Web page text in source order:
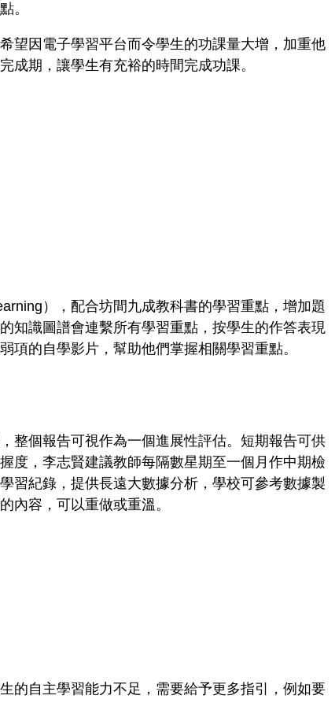
。
望因電子學習平台而令學生的功課量大增，加重他
期，讓學生有充裕的時間完成功課。
），配合坊間九成教科書的學習重點，增加題
知識圖譜會連繫所有學習重點，按學生的作答表現
的自學影片，幫助他們掌握相關學習重點。
整個報告可視作為一個進展性評估。短期報告可供
度，李志賢建議教師每隔數星期至一個月作中期檢
習紀錄，提供長遠大數據分析，學校可參考數據製
內容，可以重做或重溫。
的自主學習能力不足，需要給予更多指引，例如要